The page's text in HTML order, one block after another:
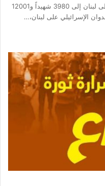
ارتفاع حصيلة ضحايا العدوان الإسرائيلي على لبنان إلى 3980 شهيداً و12001
الإسرائيلي على لبنان،…